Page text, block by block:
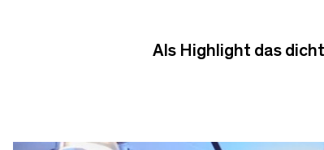
Als Highlight das